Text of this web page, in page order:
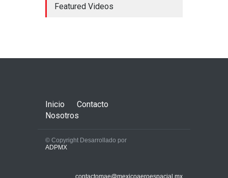
primera aerolínea en México
septiembre 21, 2024
La aviación mexicana deja
Featured Videos
Inicio
Contacto
Nosotros
© Copyright Desarrollado por
ADPMX